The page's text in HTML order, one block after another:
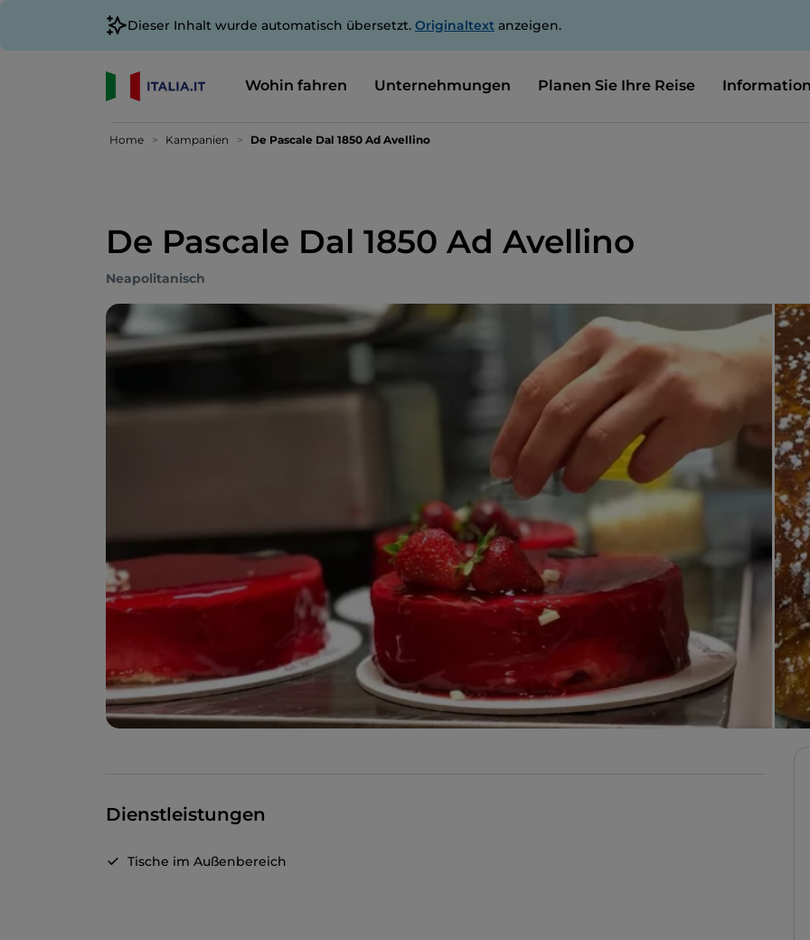
Dieser Inhalt wurde automatisch übersetzt. Originaltext anzeigen.
Wohin fahren Unternehmungen Planen Sie Ihre Reise
Home Kampanien De Pascale Dal 1850 Ad Avellino
De Pascale Dal 1850 Ad Avellino
Neapolitanisch
Dienstleistungen
Tische im Außenbereich